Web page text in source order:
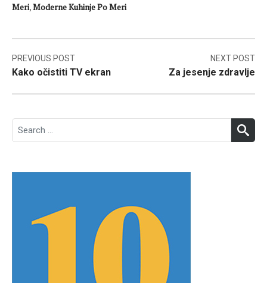
Meri,Moderne Kuhinje Po Meri
Post
navigation
PREVIOUS POST
Kako očistiti TV ekran
NEXT POST
Za jesenje zdravlje
Search
for: